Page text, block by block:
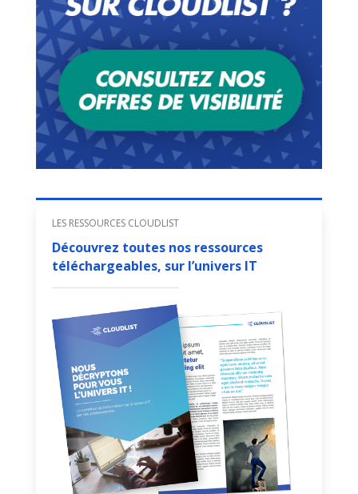
LES RESSOURCES CLOUDLIST
Découvrez toutes nos ressources
téléchargeables, sur l’univers IT